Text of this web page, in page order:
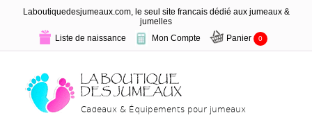
Laboutiquedesjumeaux.com, le seul site francais dédié aux jumeaux &
jumelles
Liste de naissance
Mon Compte Panier 0
Cadeaux & Équipements pour jumeaux